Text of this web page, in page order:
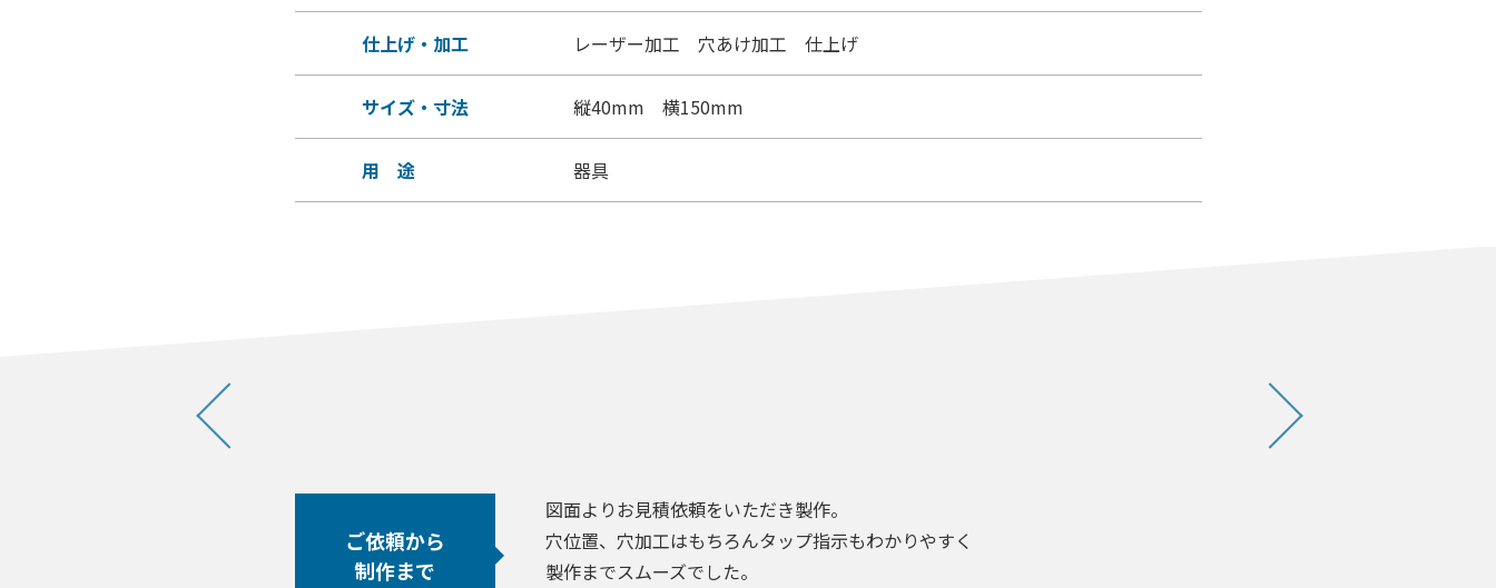
仕上げ・加工 レーザー加工 穴あけ加工 仕上げ
サイズ・寸法 縦40mm 横150mm
用 途 器具
ご依頼から
制作まで
図面よりお見積依頼をいただき製作。
穴位置、穴加工はもちろんタップ指示もわかりやすく
製作までスムーズでした。